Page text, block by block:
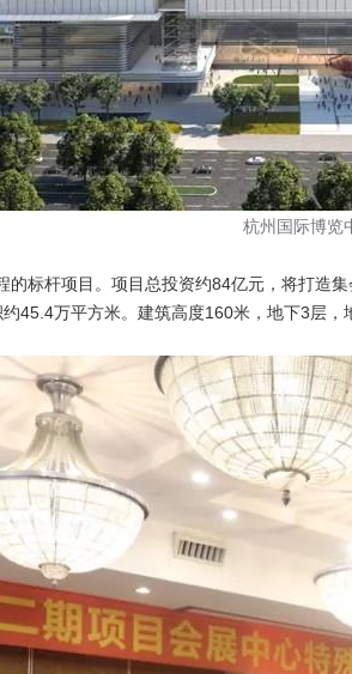
杭州国际博览
标杆项目。项目总投资约84亿元，将打造
45.4万平方米。建筑高度160米，地下3层，